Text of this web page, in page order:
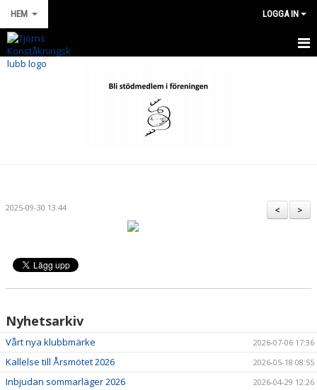
HEM LOGGA IN
HEM
KALENDER
BILDGALLERI
DOKUMENT
SPONSORER
INTRESSEANMÄLAN TILL VÅRA SYNKROLAG
>
<
2025-09-30 13:44
Nyhetsarkiv
Vårt nya klubbmärke 2026-07-06 17:36
Kallelse till Årsmötet 2026 2026-05-18 08:55
Inbjudan sommarläger 2026 2026-04-29 12:26